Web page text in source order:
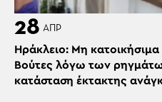
28 ΑΠΡ
Ηράκλειο: Μη κατοικήσιμα
Βούτες λόγω των
κατάσταση έκτακτης